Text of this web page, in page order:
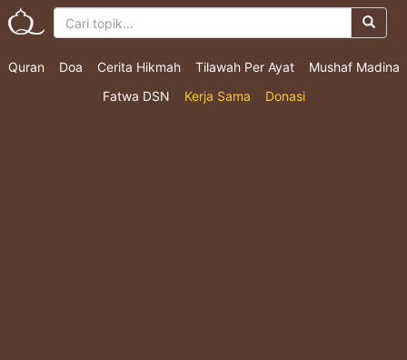
Quran Doa Cerita Hikmah Tilawah Per Ayat
Mushaf Madina
Fatwa DSN
Kerja Sama Donasi